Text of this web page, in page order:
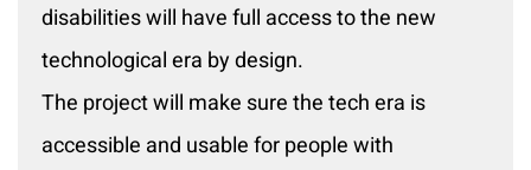
disabilities will have full access to the new
technological era by design.
The project will make sure the tech era is
accessible and usable for people with